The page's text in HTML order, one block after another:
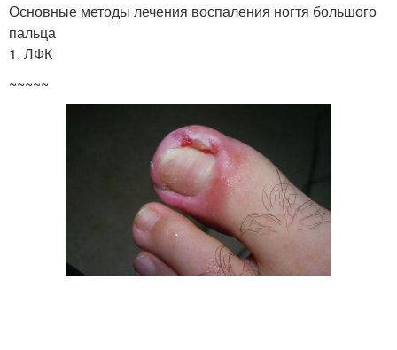
Основные методы лечения воспаления ногтя большого
пальца
1. ЛФК
~~~~~